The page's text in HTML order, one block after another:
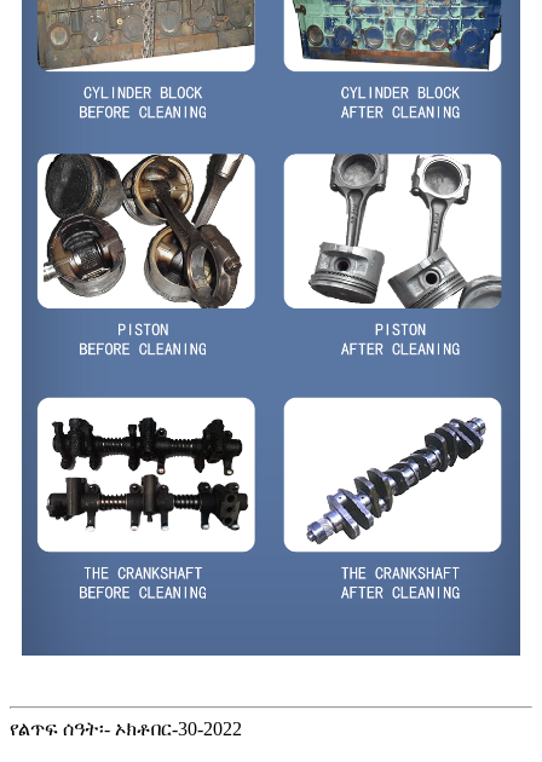
የልጥፍ ሰዓት፡- ኦክቶበር-30-2022